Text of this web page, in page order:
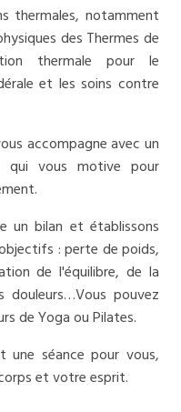
thermales, notamment
des Thermes de
thermale pour le
et les soins contre
accompagne avec un
qui vous motive pour
un bilan et établissons
: perte de poids,
de l'équilibre, de la
douleurs…Vous pouvez
de Yoga ou Pilates.
une séance pour vous,
et votre esprit.